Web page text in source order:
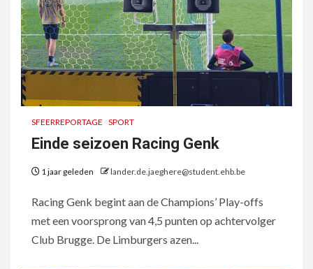
SFEERREPORTAGE SPORT
Einde seizoen Racing Genk
1 jaar geleden lander.de.jaeghere@student.ehb.be
Racing Genk begint aan de Champions’ Play-offs
met een voorsprong van 4,5 punten op achtervolger
Club Brugge. De Limburgers azen...